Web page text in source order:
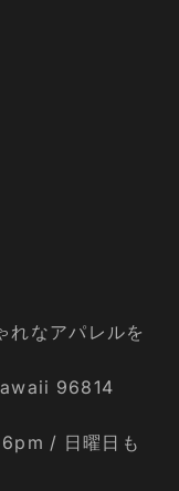
れなアパレルを
96814
/ 日曜日も